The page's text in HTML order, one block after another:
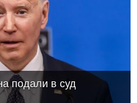
подали в суд